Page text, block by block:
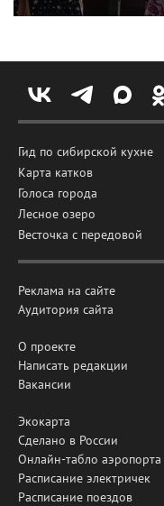
Гид по сибирской кухне
Карта катков
Голоса города
Лесное озеро
Весточка с передовой
Реклама на сайте
Аудитория сайта
О проекте
Написать редакции
Вакансии
Экокарта
Сделано в России
Онлайн-табло аэропорта
Расписание электричек
Расписание поездов